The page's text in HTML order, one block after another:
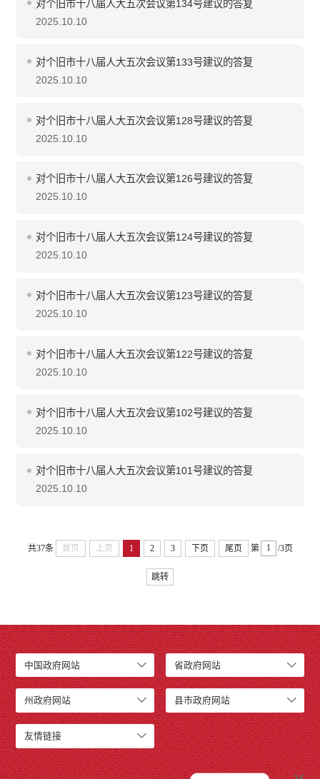
对个旧市十八届人大五次会议第134号建议的答复
2025.10.10
对个旧市十八届人大五次会议第133号建议的答复
2025.10.10
对个旧市十八届人大五次会议第128号建议的答复
2025.10.10
对个旧市十八届人大五次会议第126号建议的答复
2025.10.10
对个旧市十八届人大五次会议第124号建议的答复
2025.10.10
对个旧市十八届人大五次会议第123号建议的答复
2025.10.10
对个旧市十八届人大五次会议第122号建议的答复
2025.10.10
对个旧市十八届人大五次会议第102号建议的答复
2025.10.10
对个旧市十八届人大五次会议第101号建议的答复
2025.10.10
共37条 首页 上页 1 2 3 下页 尾页 第 /3页
跳转
中国政府网站 省政府网站
州政府网站 县市政府网站
友情链接